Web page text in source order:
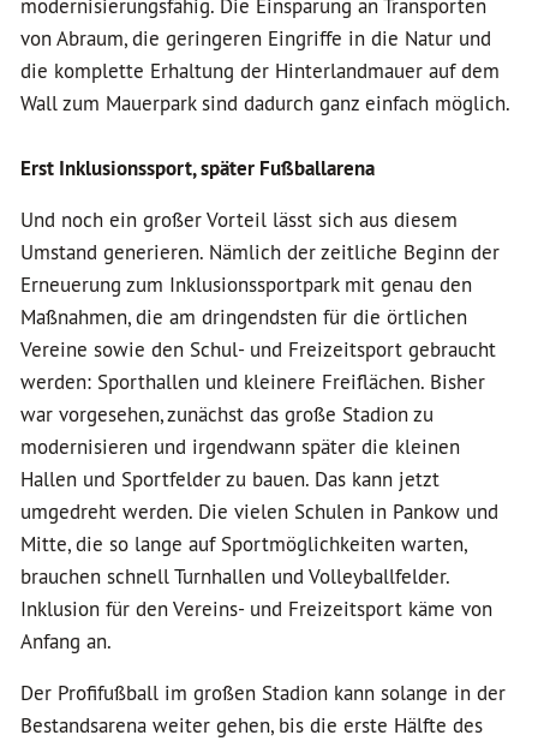
modernisierungsfähig. Die Einsparung an Transporten
von Abraum, die geringeren Eingriffe in die Natur und
die komplette Erhaltung der Hinterlandmauer auf dem
Wall zum Mauerpark sind dadurch ganz einfach möglich.
Erst Inklusionssport, später Fußballarena
Und noch ein großer Vorteil lässt sich aus diesem
Umstand generieren. Nämlich der zeitliche Beginn der
Erneuerung zum Inklusionssportpark mit genau den
Maßnahmen, die am dringendsten für die örtlichen
Vereine sowie den Schul- und Freizeitsport gebraucht
werden: Sporthallen und kleinere Freiflächen. Bisher
war vorgesehen, zunächst das große Stadion zu
modernisieren und irgendwann später die kleinen
Hallen und Sportfelder zu bauen. Das kann jetzt
umgedreht werden. Die vielen Schulen in Pankow und
Mitte, die so lange auf Sportmöglichkeiten warten,
brauchen schnell Turnhallen und Volleyballfelder.
Inklusion für den Vereins- und Freizeitsport käme von
Anfang an.
Der Profifußball im großen Stadion kann solange in der
Bestandsarena weiter gehen, bis die erste Hälfte des